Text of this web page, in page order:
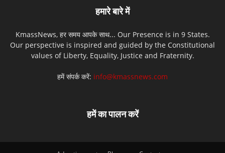
हमारे बारे में
KmassNews, हर समय आपके साथ... Our Presence is in 9 States.
Our perspective is inspired and guided by the Constitutional
values of Liberty, Equality, Justice and Fraternity.
हमें संपर्क करें: info@kmassnews.com
हमें का पालन करें